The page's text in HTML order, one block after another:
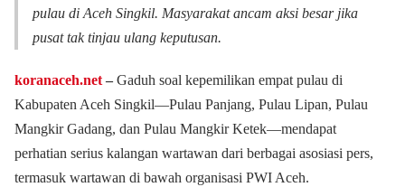
pulau di Aceh Singkil. Masyarakat ancam aksi besar jika
pusat tak tinjau ulang keputusan.
koranaceh.net – Gaduh soal kepemilikan empat pulau di
Kabupaten Aceh Singkil—Pulau Panjang, Pulau Lipan, Pulau
Mangkir Gadang, dan Pulau Mangkir Ketek—mendapat
perhatian serius kalangan wartawan dari berbagai asosiasi pers,
termasuk wartawan di bawah organisasi PWI Aceh.